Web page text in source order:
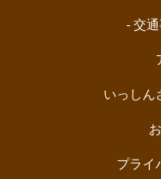
- 交
いっしん
プライ